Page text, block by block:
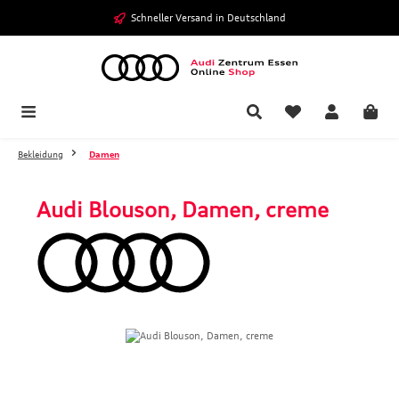
Zum Hauptinhalt springen Schneller Versand in Deutschland
Bekleidung Damen
Audi Blouson, Damen, creme
Bildergalerie überspringen